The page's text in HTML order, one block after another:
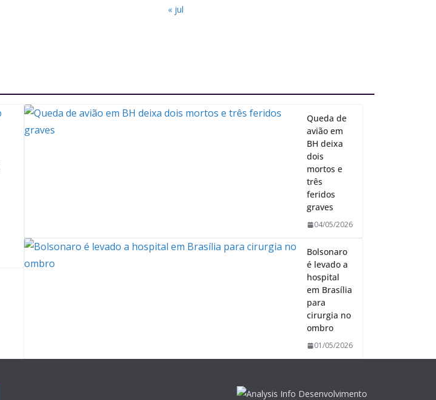
« jul
Queda de
avião em
BH deixa
dois
mortos e
três
feridos
graves
04/05/2026
Bolsonaro
é levado a
hospital
em Brasília
para
cirurgia no
ombro
01/05/2026